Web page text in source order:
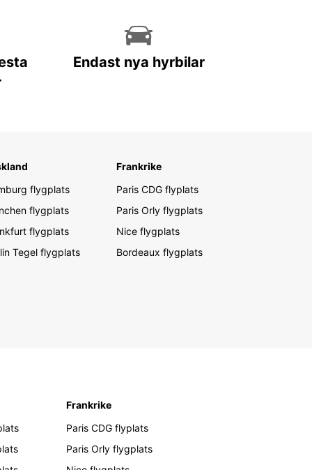
Endast nya hyrbilar
flygplats
flygplats
flygplats
Tegel flygplats
Frankrike
Paris CDG flyplats
Paris Orly flygplats
Nice flygplats
Bordeaux flygplats
Frankrike
Paris CDG flyplats
Paris Orly flygplats